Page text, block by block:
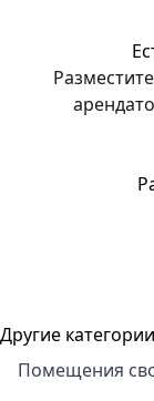
Другие
Помещения